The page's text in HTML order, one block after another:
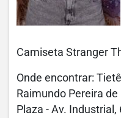
Camiseta Stranger
Onde encontrar:
Raimundo Pereira
Plaza - Av.